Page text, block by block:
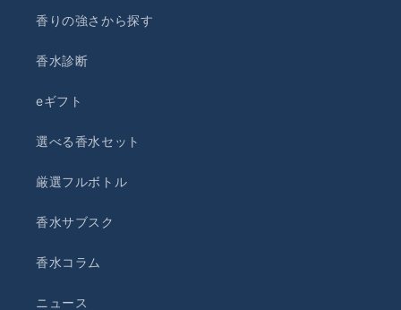
香りの強さから探す
香水診断
eギフト
選べる香水セット
厳選フルボトル
香水サブスク
香水コラム
ニュース